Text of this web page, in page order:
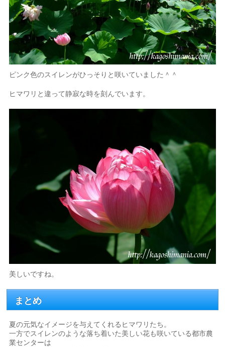
ピンク色のスイレンがひっそりと咲いていました＾＾
ヒマワリと違って静寂な時を刻んでいます。
美しいですね。
まとめ
夏の元気なイメージを与えてくれるヒマワリたち。
一方でスイレンのような落ち着いた美しい花も咲いている都市農
業センターは